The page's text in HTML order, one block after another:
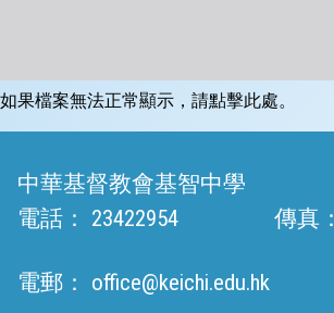
如果檔案無法正常顯示，請點擊此處。
中華基督教會基智中學
電話：
23422954 傳真：
電郵： office@keichi.edu.hk